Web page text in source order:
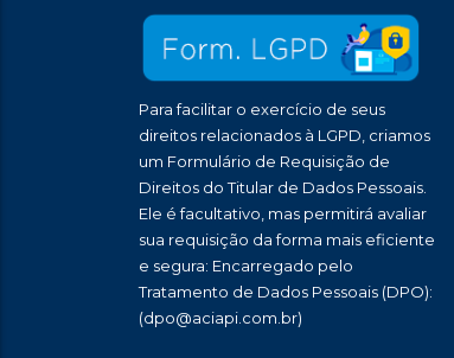
Para facilitar o exercício de seus
direitos relacionados à LGPD, criamos
um Formulário de Requisição de
Direitos do Titular de Dados Pessoais.
Ele é facultativo, mas permitirá avaliar
sua requisição da forma mais eficiente
e segura: Encarregado pelo
Tratamento de Dados Pessoais (DPO):
(dpo@aciapi.com.br)